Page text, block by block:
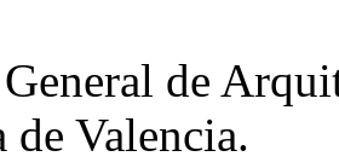
de
Valencia.